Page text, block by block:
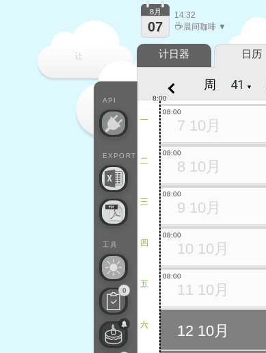
让
每一天
API
EXPORT
工具
0
8月
07
14:32
☕晨间咖啡 ▼
计日器 日历
周 ▼
一
二
三
四
五
六
8:00
7 10月
08:00
8 10月
08:00
9 10月
08:00
10 10月
08:00
11 10月
08:00
12 10月